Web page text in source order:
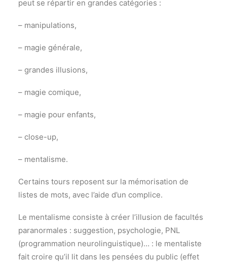
peut se répartir en grandes catégories :
– manipulations,
– magie générale,
– grandes illusions,
– magie comique,
– magie pour enfants,
– close-up,
– mentalisme.
Certains tours reposent sur la mémorisation de
listes de mots, avec l’aide d’un complice.
Le mentalisme consiste à créer l’illusion de facultés
paranormales : suggestion, psychologie, PNL
(programmation neurolinguistique)… : le mentaliste
fait croire qu’il lit dans les pensées du public (effet